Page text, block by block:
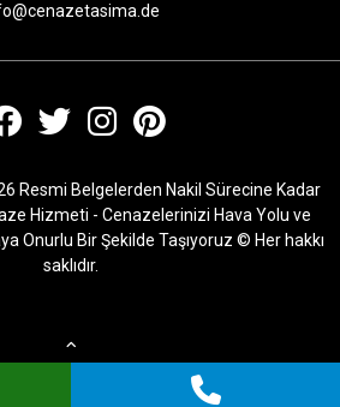
Resmi Belgelerden Nakil Sürecine Kadar
Hizmeti - Cenazelerinizi Hava Yolu ve
Onurlu Bir Şekilde Taşıyoruz © Her hakkı
saklıdır.